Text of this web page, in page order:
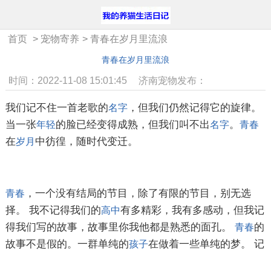
首页 > 宠物寄养 >青春在岁月里流浪
青春在岁月里流浪
时间：2022-11-08 15:01:45 济南宠物发布：
我们记不住一首老歌的名字，但我们仍然记得它的旋律。
当一张年轻的脸已经变得成熟，但我们叫不出名字。 青春
在岁月 中彷徨，随时代变迁。
青春 ，一个没有结局的节目，除了有限的节目，别无选
择。 我不记得我们的高中有多精彩，我有多感动，但我记
得我们写的故事，故事里你我他都是熟悉的面孔。 青春的
故事不是假的。一群单纯的孩子在做着一些单纯的梦。 记